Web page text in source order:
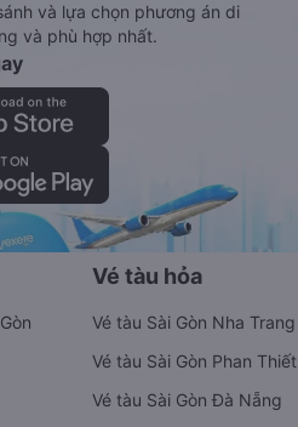
và lựa chọn phương án di
và phù hợp nhất.
Vé tàu hỏa
Vé tàu Sài Gòn Nha Trang
Vé tàu Sài Gòn Phan Thiết
Vé tàu Sài Gòn Đà Nẵng